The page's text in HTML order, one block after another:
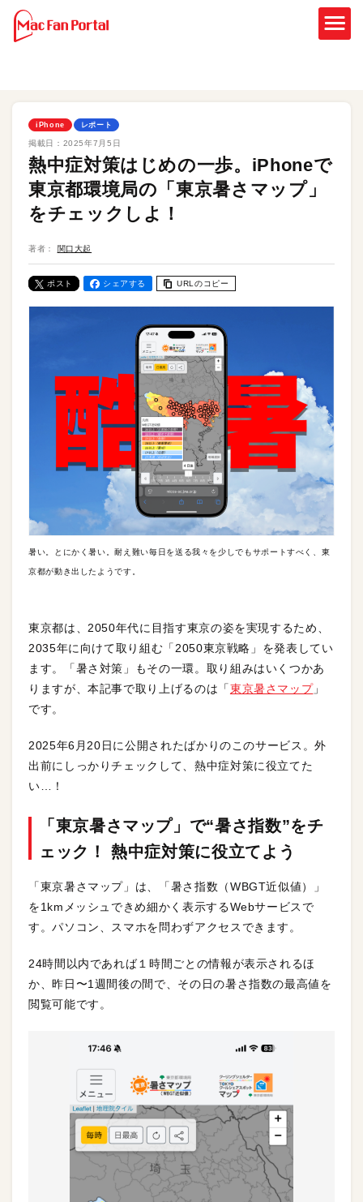
iPhone レポート
掲載日： 2025年7月5日
熱中症対策はじめの一歩。iPhoneで
東京都環境局の「東京暑さマップ」
をチェックしよ！
著者： 関口大起
ポスト シェアする URLのコピー
暑い。とにかく暑い。耐え難い毎日を送る我々を少しでもサポートすべく、東
京都が動き出したようです。
東京都は、2050年代に目指す東京の姿を実現するため、
2035年に向けて取り組む「2050東京戦略」を発表してい
ます。「暑さ対策」もその一環。取り組みはいくつかあ
りますが、本記事で取り上げるのは「東京暑さマップ」
です。
2025年6月20日に公開されたばかりのこのサービス。外
出前にしっかりチェックして、熱中症対策に役立てた
い…！
「東京暑さマップ」で“暑さ指数”をチ
ェック！ 熱中症対策に役立てよう
「東京暑さマップ」は、「暑さ指数（WBGT近似値）」
を1kmメッシュできめ細かく表示するWebサービスで
す。パソコン、スマホを問わずアクセスできます。
24時間以内であれば１時間ごとの情報が表示されるほ
か、昨日〜1週間後の間で、その日の暑さ指数の最高値を
閲覧可能です。